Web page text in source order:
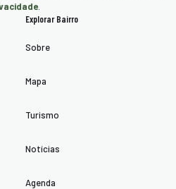
Explorar Bairro
Sobre
Mapa
Turismo
Notícias
Agenda